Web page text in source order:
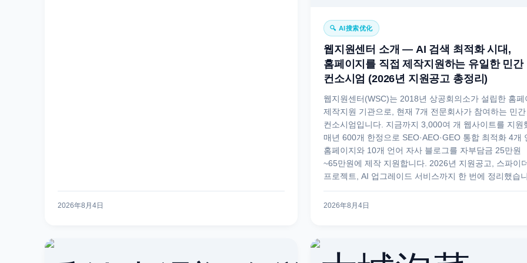
2026年8月4日
🔍 AI搜索优化
웹지원센터 소개 — AI 검색 최적화 시대,
홈페이지를 직접 제작지원하는 유일한 민간
컨소시엄 (2026년 지원공고 총정리)
웹지원센터(WSC)는 2018년 상공회의소가 설립한 홈페
제작지원 기관으로, 현재 7개 전문회사가 참여하는 민간
컨소시엄입니다. 지금까지 3,000여 개 웹사이트를 지원
매년 600개 한정으로 SEO·AEO·GEO 통합 최적화 4개
홈페이지와 10개 언어 자사 블로그를 자부담금 25만원
~65만원에 제작 지원합니다. 2026년 지원공고, 스파이
프로젝트, AI 업그레이드 서비스까지 한 번에 정리했습
2026年8月4日